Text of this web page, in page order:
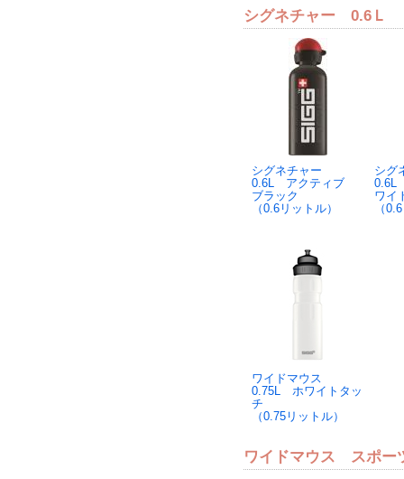
シグネチャー 0.6Ｌ
シグネチャー
0.6L アクティブ
ブラック
（0.6リットル）
シ
0.6L
ワイ
（
ワイドマウス
0.75L ホワイトタッ
チ
（0.75リットル）
ワイドマウス スポ